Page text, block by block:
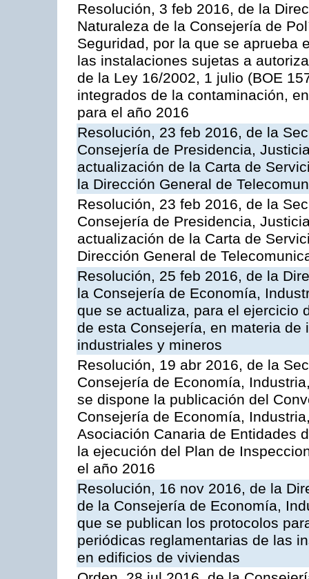
Resolución, 3 feb 2016, de la
Naturaleza de la Consejería de
Seguridad, por la que se aprueba
las instalaciones sujetas a
de la Ley 16/2002, 1 julio (BOE
integrados de la contaminación,
para el año 2016
Resolución, 23 feb 2016, de la
Consejería de Presidencia,
actualización de la Carta de
la Dirección General de
Resolución, 23 feb 2016, de la
Consejería de Presidencia,
actualización de la Carta de
Dirección General de
Resolución, 25 feb 2016, de la
la Consejería de Economía,
que se actualiza, para el ejercicio
de esta Consejería, en materia
industriales y mineros
Resolución, 19 abr 2016, de la
Consejería de Economía,
se dispone la publicación del
Consejería de Economía,
Asociación Canaria de Entidades
la ejecución del Plan de
el año 2016
Resolución, 16 nov 2016, de la
de la Consejería de Economía,
que se publican los protocolos
periódicas reglamentarias de las
en edificios de viviendas